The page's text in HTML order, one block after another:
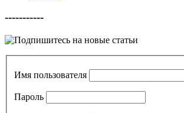
-----------
Имя пользователя
Пароль